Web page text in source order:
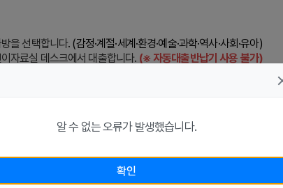
을 선택합니다. (감정·계절·세계·환경·예술·과학·역사·사회·유아)
자료실 데스크에서 대출합니다. (※ 자동대출반납기 사용 불가)
를 즐깁니다.
어린이자료실 데스크에 반납합니다.
(※ 자동대출반납기 / 무인반
방만 대출 가능합니다.
알 수 없는 오류가 발생했습니다.
확인